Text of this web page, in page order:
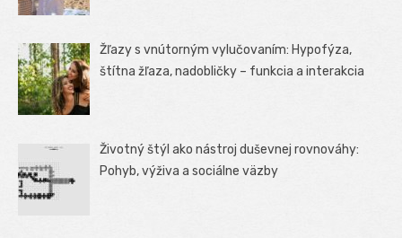
Žľazy s vnútorným vylučovaním: Hypofýza,
štítna žľaza, nadobličky – funkcia a interakcia
Životný štýl ako nástroj duševnej rovnováhy:
Pohyb, výživa a sociálne väzby